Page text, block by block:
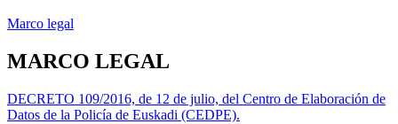
Marco legal
MARCO LEGAL
DECRETO 109/2016, de 12 de julio, del Centro de Elaboración de
Datos de la Policía de Euskadi (CEDPE).